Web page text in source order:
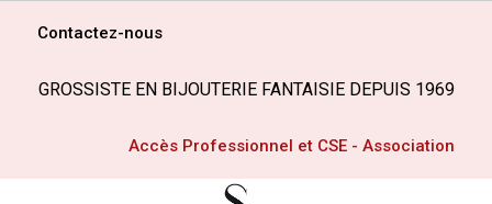
Contactez-nous
GROSSISTE EN BIJOUTERIE FANTAISIE DEPUIS 1969
Accès Professionnel et CSE - Association